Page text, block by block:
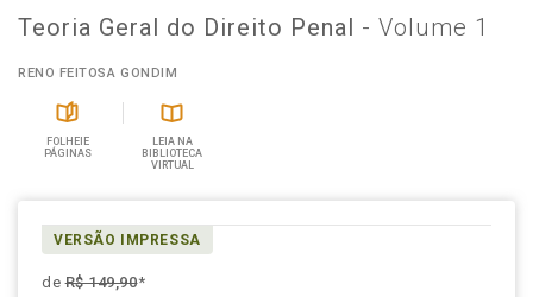
Teoria Geral do Direito Penal - Volume 1
RENO FEITOSA GONDIM
FOLHEIE
PÁGINAS
LEIA NA
BIBLIOTECA
VIRTUAL
VERSÃO IMPRESSA
deR$ 149,90*